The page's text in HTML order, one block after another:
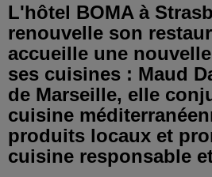
L'hôtel BOMA à
renouvelle son
accueille une
ses cuisines : Maud
de Marseille, elle
cuisine
produits locaux et
cuisine responsable